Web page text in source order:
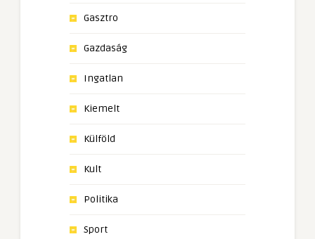
Gasztro
Gazdaság
Ingatlan
Kiemelt
Külföld
Kult
Politika
Sport